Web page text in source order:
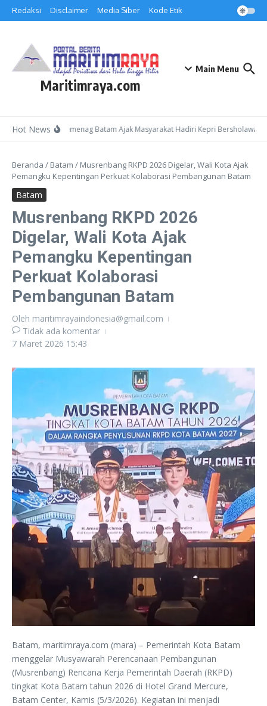
Lewati ke konten
Redaksi Disclaimer Media Siber Kode Etik
Maritimraya.com
Main Menu
Hot NewsKepala Kemenag Batam Ajak Masyarakat Hadiri Kepri Bersholawat 3
Beranda / Batam / Musrenbang RKPD 2026 Digelar, Wali Kota Ajak
Pemangku Kepentingan Perkuat Kolaborasi Pembangunan Batam
Batam
Musrenbang RKPD 2026
Digelar, Wali Kota Ajak
Pemangku Kepentingan
Perkuat Kolaborasi
Pembangunan Batam
Oleh maritimrayaindonesia@gmail.com
Tidak ada komentar
7 Maret 2026 15:43
Batam, maritimraya.com (mara) – Pemerintah Kota Batam
menggelar Musyawarah Perencanaan Pembangunan
(Musrenbang) Rencana Kerja Pemerintah Daerah (RKPD)
tingkat Kota Batam tahun 2026 di Hotel Grand Mercure,
Batam Center, Kamis (5/3/2026). Kegiatan ini menjadi